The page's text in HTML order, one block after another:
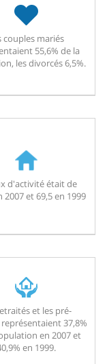
couples mariés
55,6% de la
les divorcés 6,5%.
d'activité était de
2007 et 69,5 en 1999
et les pré-
37,8%
en 2007 et
en 1999.